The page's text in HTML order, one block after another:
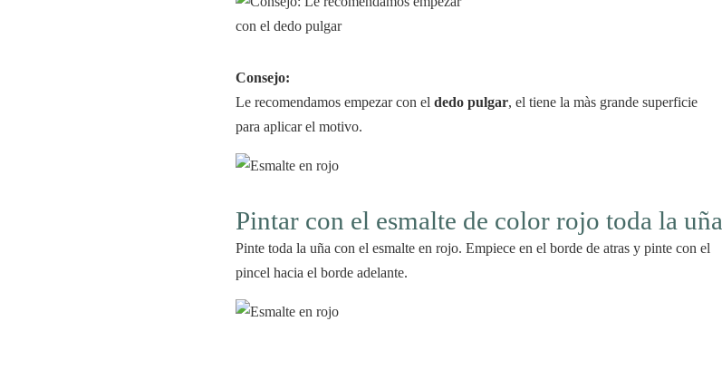
Consejo:
Le recomendamos empezar con el dedo pulgar, el tiene la màs grande superficie
para aplicar el motivo.
Pintar con el esmalte de color rojo toda la uña
Pinte toda la uña con el esmalte en rojo. Empiece en el borde de atras y pinte con el
pincel hacia el borde adelante.